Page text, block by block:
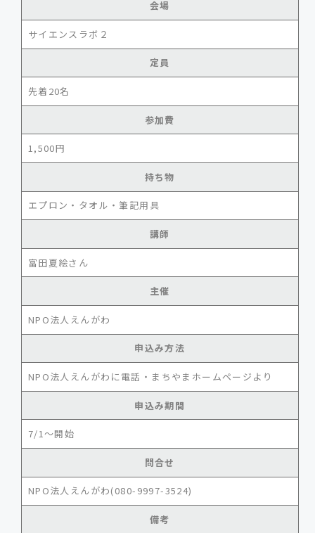
会場
サイエンスラボ２
定員
先着20名
参加費
1,500円
持ち物
エプロン・タオル・筆記用具
講師
富田夏絵さん
主催
NPO法人えんがわ
申込み方法
NPO法人えんがわに電話・まちやまホームページより
申込み期間
7/1～開始
問合せ
NPO法人えんがわ(080-9997-3524)
備考